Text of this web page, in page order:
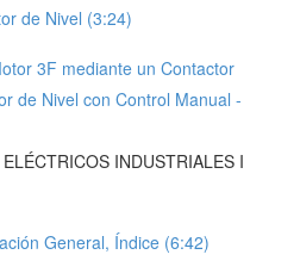
de Nivel (3:24)
3F mediante un Contactor
de Nivel con Control Manual -
INDUSTRIALES I
General, Índice (6:42)